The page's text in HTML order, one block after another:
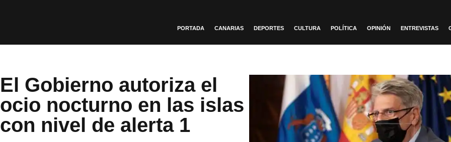
PORTADA CANARIAS DEPORTES CULTURA POLÍTICA OPINIÓN ENTREVISTAS
El Gobierno autoriza el
ocio nocturno en las islas
con nivel de alerta 1